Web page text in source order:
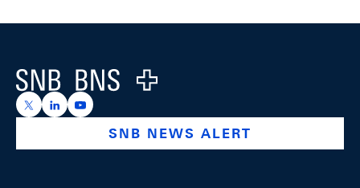
Logo
https://x.com/snb_bns
https://ch.linkedin.com/company/swiss-national-
https://www.youtube.com/@swissnationalbank
SNB NEWS ALERT